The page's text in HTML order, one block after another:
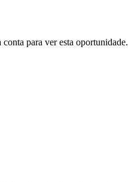
para ver esta oportunidade.